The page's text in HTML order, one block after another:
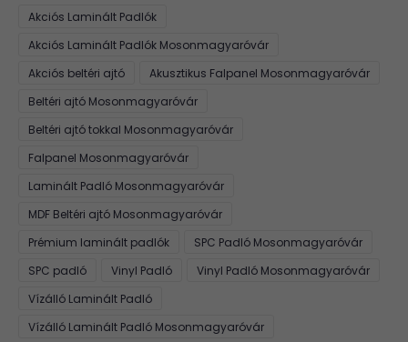
Akciós Laminált Padlók
Akciós Laminált Padlók Mosonmagyaróvár
Akciós beltéri ajtó
Akusztikus Falpanel Mosonmagyaróvár
Beltéri ajtó Mosonmagyaróvár
Beltéri ajtó tokkal Mosonmagyaróvár
Falpanel Mosonmagyaróvár
Laminált Padló Mosonmagyaróvár
MDF Beltéri ajtó Mosonmagyaróvár
Prémium laminált padlók
SPC Padló Mosonmagyaróvár
SPC padló
Vinyl Padló
Vinyl Padló Mosonmagyaróvár
Vízálló Laminált Padló
Vízálló Laminált Padló Mosonmagyaróvár